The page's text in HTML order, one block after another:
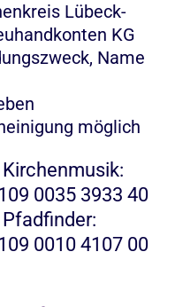
Lübeck-
KG
Name
möglich
0035 3933 40
0010 4107 00